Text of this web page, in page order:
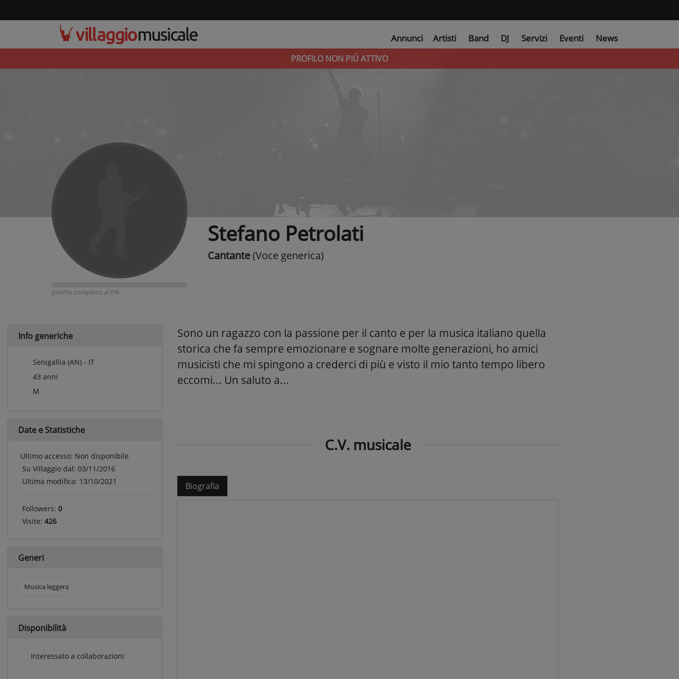
Annunci Artisti Band DJ Servizi Eventi News
PROFILO NON PIÚ ATTIVO
profilo completo al 0%
Stefano Petrolati
Cantante (Voce generica)
Info generiche
Senigallia (AN) - IT
43 anni
M
Date e Statistiche
Ultimo accesso: Non disponibile
Su Villaggio dal: 03/11/2016
Ultima modifica: 13/10/2021
Followers: 0
Visite: 426
Generi
Musica leggera
Disponibilità
Interessato a collaborazioni
Sono un ragazzo con la passione per il canto e per la musica italiano quella
storica che fa sempre emozionare e sognare molte generazioni, ho amici
musicisti che mi spingono a crederci di più e visto il mio tanto tempo libero
eccomi... Un saluto a...
C.V. musicale
Biografia